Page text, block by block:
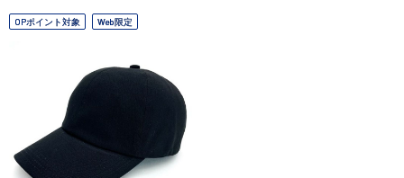
OPポイント対象 Web限定